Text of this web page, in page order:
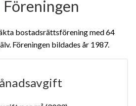
Föreningen
bostadsrättsförening med 64
Föreningen bildades år 1987